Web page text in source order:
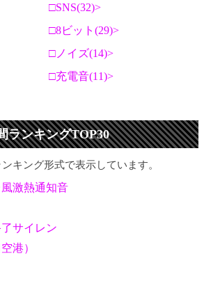
SNS(32)
8ビット(29)
ノイズ(14)
充電音(11)
ランキングTOP30
キング形式で表示しています。
激熱通知音
サイレン
港）